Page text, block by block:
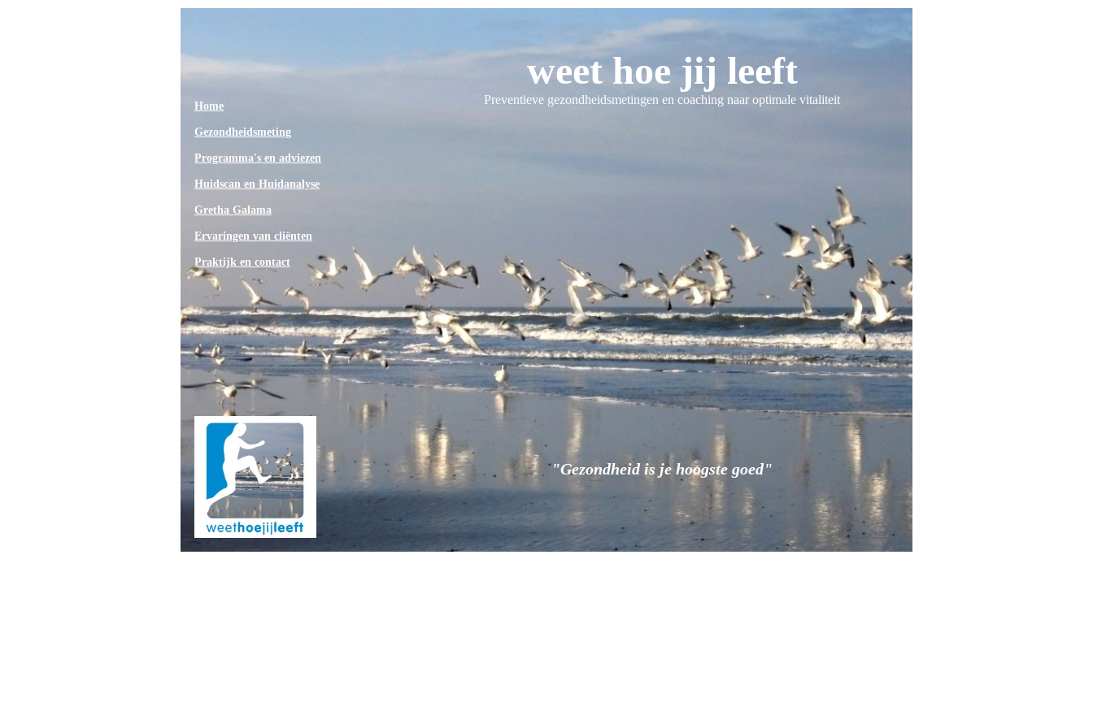
Home
Gezondheidsmeting
Programma's en adviezen
Huidscan en Huidanalyse
Gretha Galama
Ervaringen van cliënten
Praktijk en contact
weet hoe jij leeft
Preventieve gezondheidsmetingen en coaching naar optimale vitaliteit
"Gezondheid is je hoogste goed"